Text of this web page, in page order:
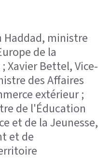
Haddad, ministre
de la
Xavier Bettel, Vice-
des Affaires
extérieur ;
de l'Éducation
et de la Jeunesse,
et de